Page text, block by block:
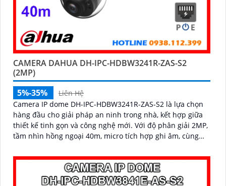
CAMERA DAHUA DH-IPC-HDBW3241R-ZAS-S2
(2MP)
5%-35%
Liên Hệ
Camera IP dome DH-IPC-HDBW3241R-ZAS-S2 là lựa chọn
hàng đầu cho giải pháp an ninh trong nhà, kết hợp giữa
thiết kế tinh gọn và công nghệ mới. Với độ phân giải 2MP,
tầm nhìn hồng ngoại 40m, micro tích hợp ghi âm, cùng
camera giúp giám sát chính xác, giảm thiểu cảnh báo sai,
hỗ trợ khe thẻ nhớ lên đến 256GB và cấp nguồn PoE